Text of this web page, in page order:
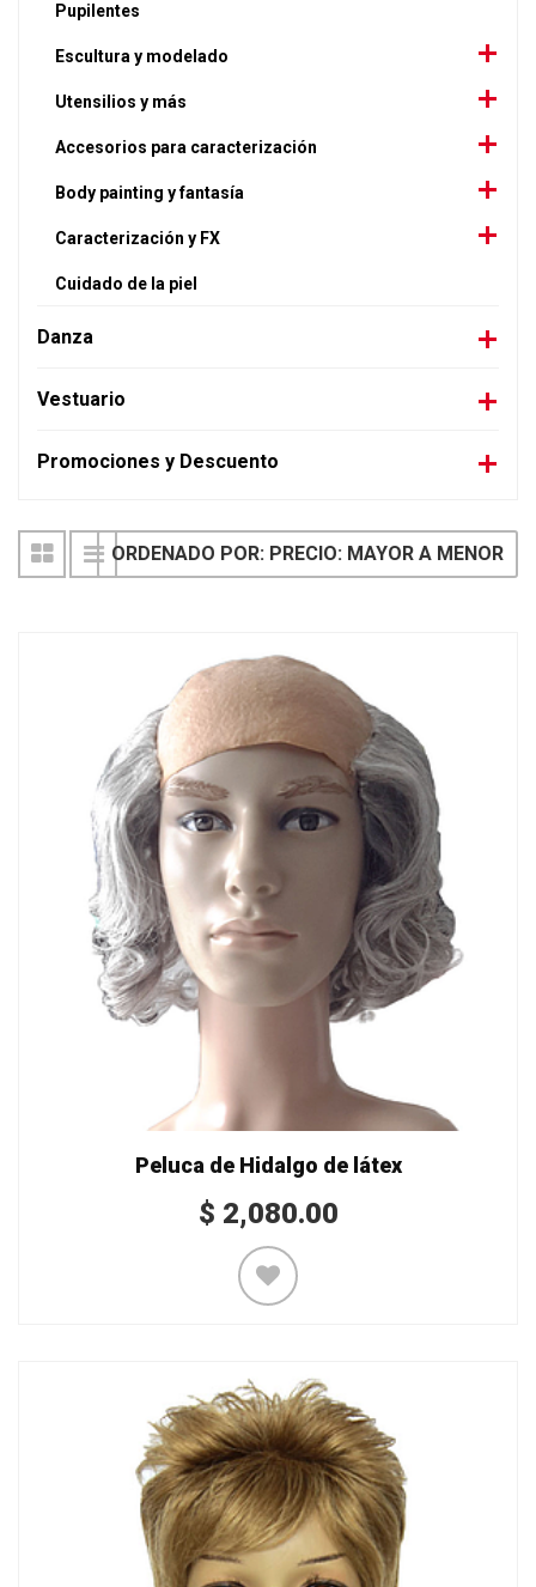
Pupilentes
Escultura y modelado
Utensilios y más
Accesorios para caracterización
Body painting y fantasía
Caracterización y FX
Cuidado de la piel
Danza
Vestuario
Promociones y Descuento
ORDENADO POR: PRECIO: MAYOR A MENOR
Peluca de Hidalgo de látex
$ 2,080.00